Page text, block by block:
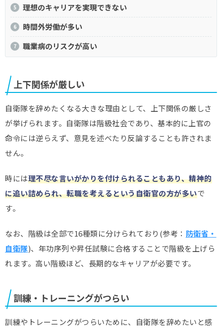
理想のキャリアを実現できない
時間外労働が多い
職業病のリスクが高い
上下関係が厳しい
自衛隊を辞めたくなる大きな理由として、上下関係の厳しさ
が挙げられます。自衛隊は階級社会であり、基本的に上官の
命令には逆らえず、意見を述べたり反論することも許されま
せん。
時には理不尽な言いがかりを付けられることもあり、精神的
に追い詰められ、転職を考えるという自衛官の方が多いで
す。
なお、階級は全部で16種類に分けられており(参考： 防衛省・
自衛隊)、年功序列や昇任試験に合格することで階級を上げら
れます。高い階級ほど、長期的なキャリアが必要です。
訓練・トレーニングがつらい
訓練やトレーニングがつらいために、自衛隊を辞めたいと感